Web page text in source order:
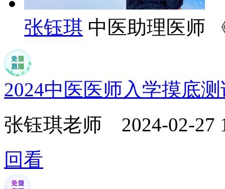
张钰琪 中医助理医师
2024中医医师入学摸底
张钰琪老师 2024-02-27
回看